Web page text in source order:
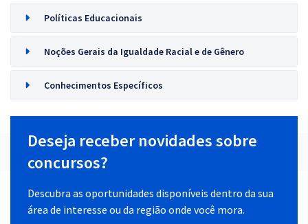
Políticas Educacionais
Noções Gerais da Igualdade Racial e de Gênero
Conhecimentos Específicos
Deseja receber novidades sobre
concursos?
Descubra as oportunidades disponíveis dentro da sua
área de interesse ou da região onde você mora.